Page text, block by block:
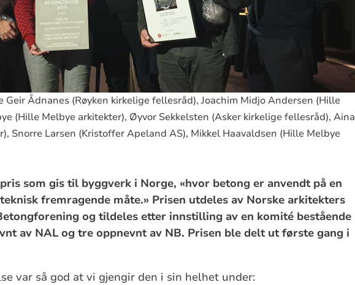
Geir Ådnanes (Røyken kirkelige fellesråd), Joachim Midjo Andersen (Hille
(Hille Melbye arkitekter), Øyvor Sekkelsten (Asker kirkelige fellesråd), Aina
Snorre Larsen (Kristoffer Apeland AS), Mikkel Haavaldsen (Hille Melbye
som gis til byggverk i Norge, «hvor betong er anvendt på en
fremragende måte.» Prisen utdeles av Norske arkitekters
og tildeles etter innstilling av en komité bestående
av NAL og tre oppnevnt av NB. Prisen ble delt ut første gang i
var så god at vi gjengir den i sin helhet under: